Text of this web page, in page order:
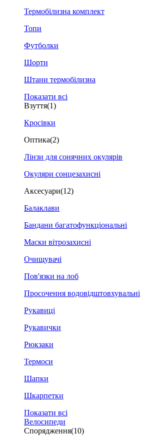
Термобілизна комплект
Топи
Футболки
Шорти
Штани термобілизна
Показати всі
Взуття(1)
Кросівки
Оптика(2)
Лінзи для сонячних окулярів
Окуляри сонцезахисні
Аксесуари(12)
Балаклави
Бандани багатофункціональні
Маски вітрозахисні
Очищувачі
Пов'язки на лоб
Просочення водовідштовхувальні
Рукавиці
Рукавички
Рюкзаки
Термоси
Шапки
Шкарпетки
Показати всі
Велосипеди
Спорядження(10)